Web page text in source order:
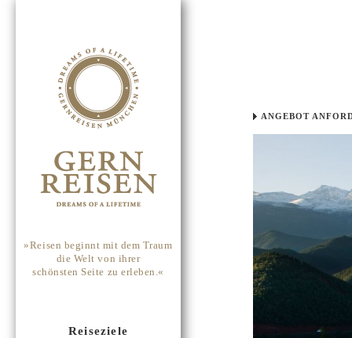
»Reisen beginnt mit dem Traum
die Welt von ihrer
schönsten Seite zu erleben.«
Reiseziele
ANGEBOT